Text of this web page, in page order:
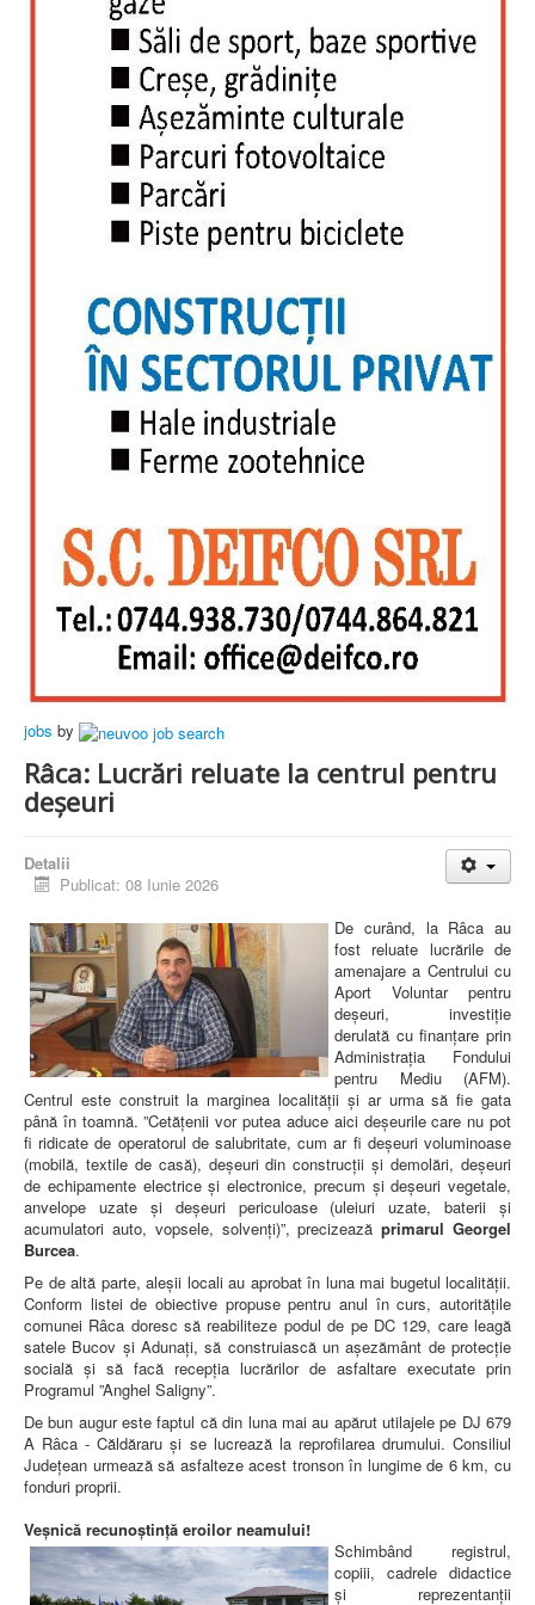
jobs by
Râca: Lucrări reluate la centrul pentru
deșeuri
Detalii
Publicat: 08 Iunie 2026
De curând, la Râca au
fost reluate lucrările de
amenajare a Centrului cu
Aport Voluntar pentru
deșeuri, investiție
derulată cu finanțare prin
Administrația Fondului
pentru Mediu (AFM).
Centrul este construit la marginea localității și ar urma să fie gata
până în toamnă. ”Cetățenii vor putea aduce aici deșeurile care nu pot
fi ridicate de operatorul de salubritate, cum ar fi deșeuri voluminoase
(mobilă, textile de casă), deșeuri din construcții și demolări, deșeuri
de echipamente electrice și electronice, precum și deșeuri vegetale,
anvelope uzate și deșeuri periculoase (uleiuri uzate, baterii și
acumulatori auto, vopsele, solvenți)”, precizeazăprimarul Georgel
Burcea.
Pe de altă parte, aleșii locali au aprobat în luna mai bugetul localității.
Conform listei de obiective propuse pentru anul în curs, autoritățile
comunei Râca doresc să reabiliteze podul de pe DC 129, care leagă
satele Bucov și Adunați, să construiască un așezământ de protecție
socială și să facă recepția lucrărilor de asfaltare executate prin
Programul ”Anghel Saligny”.
De bun augur este faptul că din luna mai au apărut utilajele pe DJ 679
A Râca - Căldăraru și se lucrează la reprofilarea drumului. Consiliul
Județean urmează să asfalteze acest tronson în lungime de 6 km, cu
fonduri proprii.
Veșnică recunoștință eroilor neamului!
Schimbând registrul,
copiii, cadrele didactice
și reprezentanții